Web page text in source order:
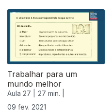
Trabalhar para um
mundo melhor
Aula 27 |
27 min. |
09 fev. 2021